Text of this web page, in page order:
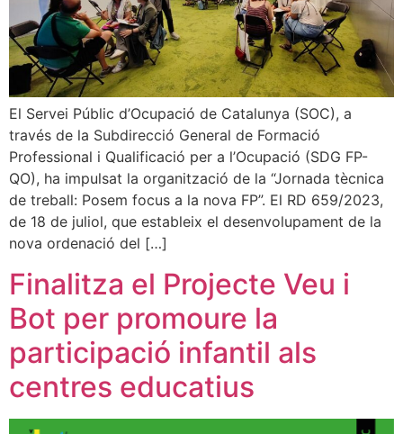
El Servei Públic d’Ocupació de Catalunya (SOC), a
través de la Subdirecció General de Formació
Professional i Qualificació per a l’Ocupació (SDG FP-
QO), ha impulsat la organització de la “Jornada tècnica
de treball: Posem focus a la nova FP”. El RD 659/2023,
de 18 de juliol, que estableix el desenvolupament de la
nova ordenació del […]
Finalitza el Projecte Veu i
Bot per promoure la
participació infantil als
centres educatius